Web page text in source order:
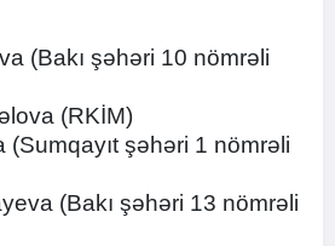
(Bakı şəhəri 10 nömrəli
(RKİM)
şəhəri 1 nömrəli
(Bakı şəhəri 13 nömrəli